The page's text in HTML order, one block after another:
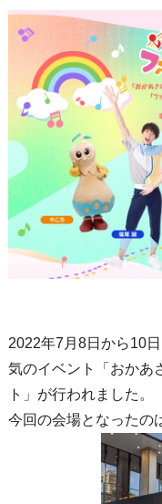
2022年7月8日から10
気のイベント「おかあ
ト」が行われました。
今回の会場となったの